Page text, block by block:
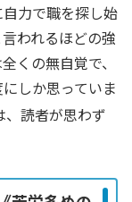
力で職を探し始
われるほどの強
くの無自覚で、
しか思っていま
、読者が思わず